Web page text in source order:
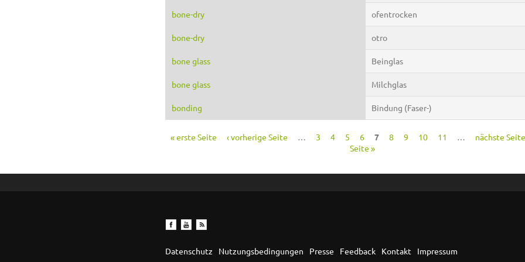
bone-dry ofentrocken
bone-dry otro
bone glass Beinglas
bone glass Milchglas
bonding Bindung (Faser-)
« erste Seite ‹ vorherige Seite 3 4 5 6 7 8 9 10 11 nächste Seite
Seite »
Datenschutz Nutzungsbedingungen Presse Feedback Kontakt Impressum